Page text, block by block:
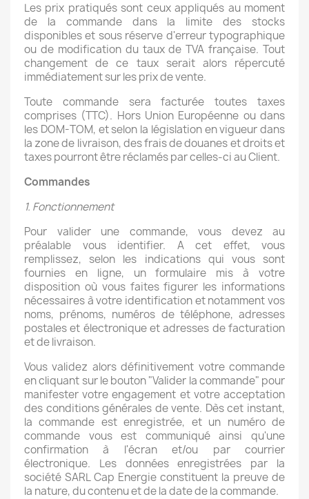
Les prix pratiqués sont ceux appliqués au moment
de la commande dans la limite des stocks
disponibles et sous réserve d'erreur typographique
ou de modification du taux de TVA française. Tout
changement de ce taux serait alors répercuté
immédiatement sur les prix de vente.
Toute commande sera facturée toutes taxes
comprises (TTC). Hors Union Européenne ou dans
les DOM-TOM, et selon la législation en vigueur dans
la zone de livraison, des frais de douanes et droits et
taxes pourront être réclamés par celles-ci au Client.
Commandes
1. Fonctionnement
Pour valider une commande, vous devez au
préalable vous identifier. A cet effet, vous
remplissez, selon les indications qui vous sont
fournies en ligne, un formulaire mis à votre
disposition où vous faites figurer les informations
nécessaires à votre identification et notamment vos
noms, prénoms, numéros de téléphone, adresses
postales et électronique et adresses de facturation
et de livraison.
Vous validez alors définitivement votre commande
en cliquant sur le bouton "Valider la commande" pour
manifester votre engagement et votre acceptation
des conditions générales de vente. Dès cet instant,
la commande est enregistrée, et un numéro de
commande vous est communiqué ainsi qu'une
confirmation à l'écran et/ou par courrier
électronique. Les données enregistrées par la
société SARL Cap Energie constituent la preuve de
la nature, du contenu et de la date de la commande.